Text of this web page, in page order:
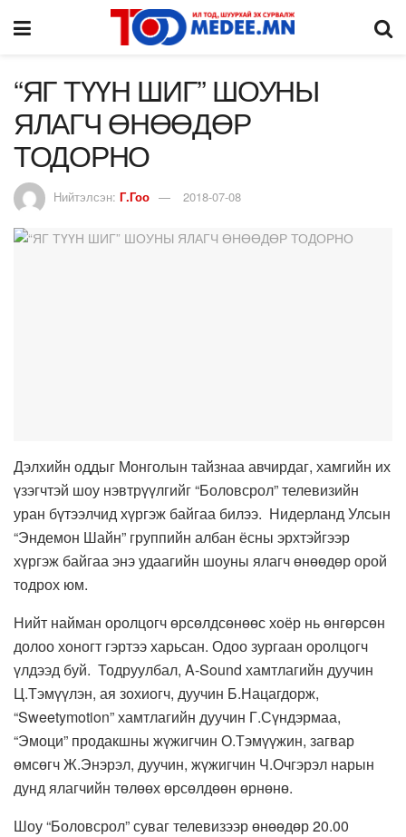
“ЯГ ТҮҮН ШИГ” ШОУНЫ
ЯЛАГЧ ӨНӨӨДӨР
ТОДОРНО
Нийтэлсэн: Г.Гоо 2018-07-08
Дэлхийн оддыг Монголын тайзнаа авчирдаг, хамгийн их
үзэгчтэй шоу нэвтрүүлгийг “Боловсрол” телевизийн
уран бүтээлчид хүргэж байгаа билээ. Нидерланд Улсын
“Эндемон Шайн” группийн албан ёсны эрхтэйгээр
хүргэж байгаа энэ удаагийн шоуны ялагч өнөөдөр орой
тодрох юм.
Нийт найман оролцогч өрсөлдсөнөөс хоёр нь өнгөрсөн
долоо хоногт гэртээ харьсан. Одоо зургаан оролцогч
үлдээд буй. Тодруулбал, A-Sound хамтлагийн дуучин
Ц.Тэмүүлэн, ая зохиогч, дуучин Б.Нацагдорж,
“Sweetymotion” хамтлагийн дуучин Г.Сүндэрмаа,
“Эмоци” продакш­ны жүжигчин О.Тэмүүжин, загвар
өмсөгч Ж.Энэрэл, дуучин, жүжигчин Ч.Очгэрэл нарын
дунд ялагчийн төлөөх өрсөлдөөн өрнөнө.
Шоу “Боловсрол” суваг телевизээр өнөөдөр 20.00